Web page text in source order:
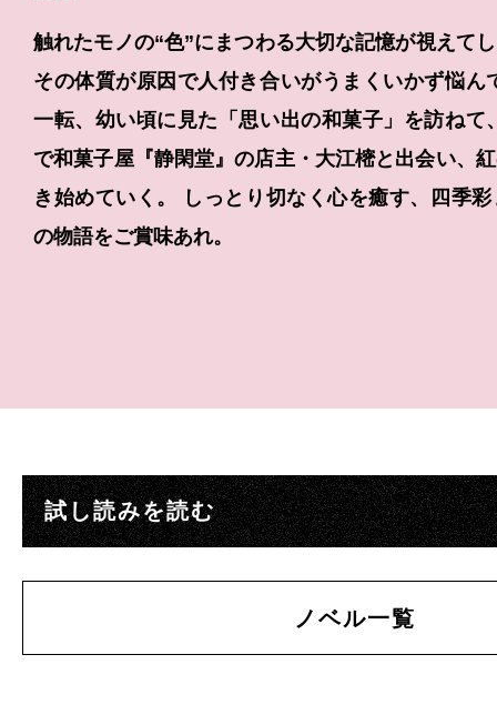
触れたモノの“色”にまつわる大切な記憶が視えて
その体質が原因で人付き合いがうまくいかず悩ん
一転、幼い頃に見た「思い出の和菓子」を訪ねて
で和菓子屋『静閑堂』の店主・大江樒と出会い、
き始めていく。 しっとり切なく心を癒す、四季
の物語をご賞味あれ。
試し読みを読む
ノベル一覧